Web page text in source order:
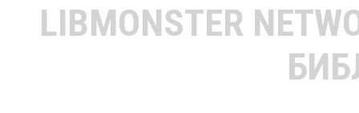
LIBMONSTER